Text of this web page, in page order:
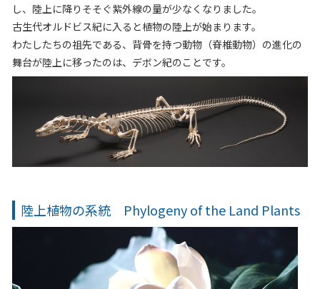
し、陸上に降りそそぐ紫外線の量が少なくなりました。
古生代オルドビス紀に入ると植物の陸上が始まります。
わたしたちの祖先である、背骨を持つ動物（脊椎動物）の進化の
舞台が陸上に移ったのは、デボン紀のことです。
陸上植物の系統 Phylogeny of the Land Plants